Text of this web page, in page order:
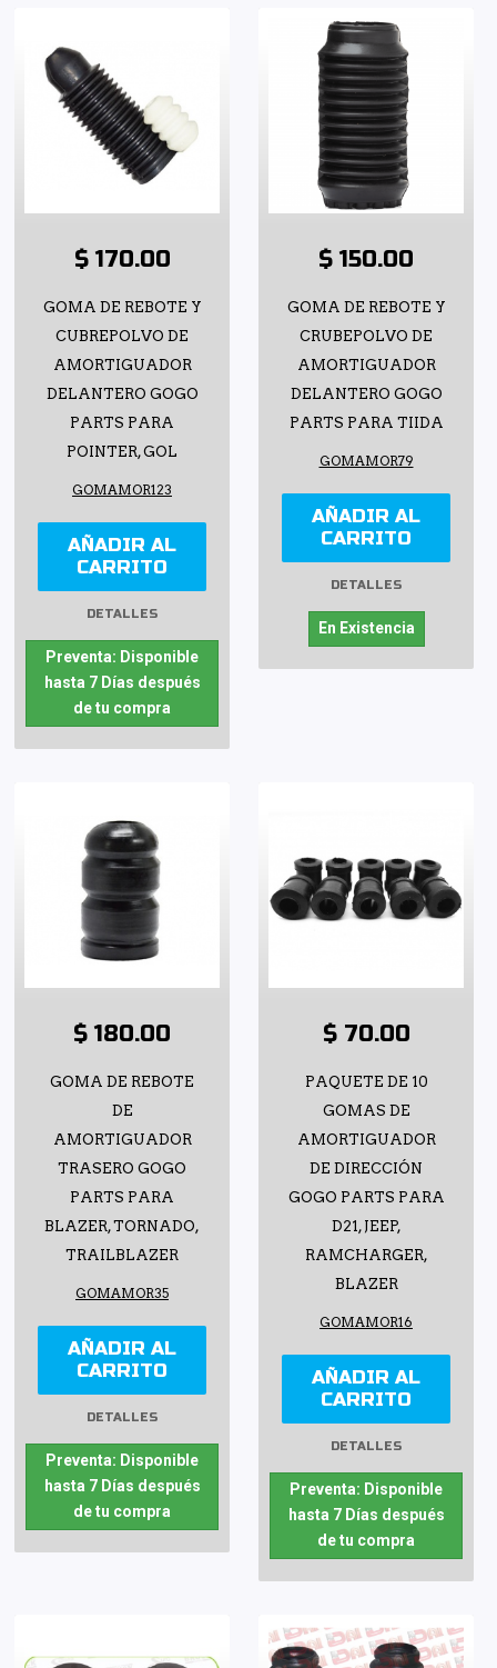
$ 170.00
GOMA DE REBOTE Y
CUBREPOLVO DE
AMORTIGUADOR
DELANTERO GOGO
PARTS PARA
POINTER, GOL
GOMAMOR123
AÑADIR AL
CARRITO
DETALLES
Preventa: Disponible
hasta 7 Días después
de tu compra
$ 150.00
GOMA DE REBOTE Y
CRUBEPOLVO DE
AMORTIGUADOR
DELANTERO GOGO
PARTS PARA TIIDA
GOMAMOR79
AÑADIR AL
CARRITO
DETALLES
En Existencia
$ 180.00
GOMA DE REBOTE
DE
AMORTIGUADOR
TRASERO GOGO
PARTS PARA
BLAZER, TORNADO,
TRAILBLAZER
GOMAMOR35
AÑADIR AL
CARRITO
DETALLES
Preventa: Disponible
hasta 7 Días después
de tu compra
$ 70.00
PAQUETE DE 10
GOMAS DE
AMORTIGUADOR
DE DIRECCIÓN
GOGO PARTS PARA
D21, JEEP,
RAMCHARGER,
BLAZER
GOMAMOR16
AÑADIR AL
CARRITO
DETALLES
Preventa: Disponible
hasta 7 Días después
de tu compra